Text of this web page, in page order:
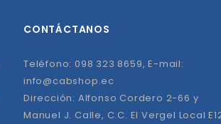
CONTÁCTANOS
Teléfono: 098 323 8659, E-mail:
info@cabshop.ec
Dirección: Alfonso Cordero 2-66 y
Manuel J. Calle, C.C. El Vergel Local